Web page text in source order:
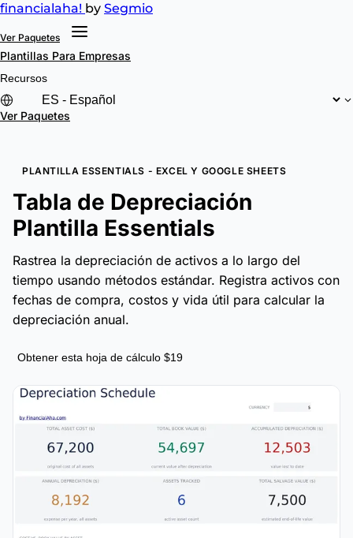
financialaha! by Segmio
Ver Paquetes
Plantillas Para Empresas
Recursos
Ver Paquetes
PLANTILLA ESSENTIALS - EXCEL Y GOOGLE SHEETS
Tabla de Depreciación
Plantilla Essentials
Rastrea la depreciación de activos a lo largo del
tiempo usando métodos estándar. Registra activos con
fechas de compra, costos y vida útil para calcular la
depreciación anual.
Obtener esta hoja de cálculo $19